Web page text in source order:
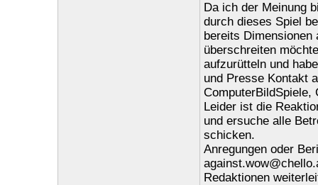
Da ich der Meinung
durch dieses Spiel
bereits Dimensionen
überschreiten
aufzurütteln und
und Presse Kontakt
ComputerBildSpiele,
Leider ist die
und ersuche alle
schicken.
Anregungen oder
Redaktionen